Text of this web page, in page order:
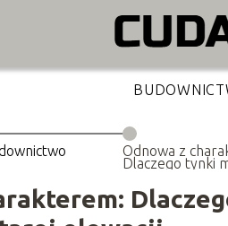
Odnowa z
Dlaczego tynki
starej elewacji.